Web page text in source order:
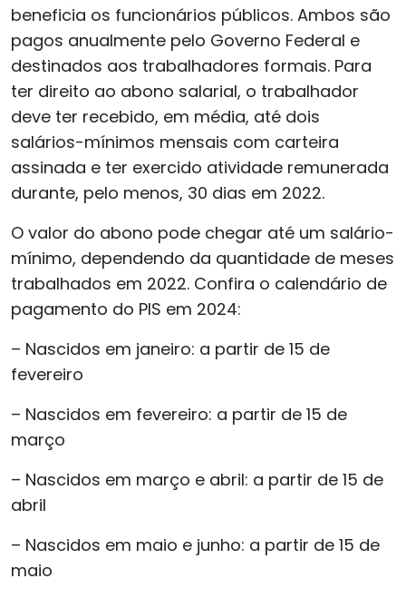
beneficia os funcionários públicos. Ambos são
pagos anualmente pelo Governo Federal e
destinados aos trabalhadores formais. Para
ter direito ao abono salarial, o trabalhador
deve ter recebido, em média, até dois
salários-mínimos mensais com carteira
assinada e ter exercido atividade remunerada
durante, pelo menos, 30 dias em 2022.
O valor do abono pode chegar até um salário-
mínimo, dependendo da quantidade de meses
trabalhados em 2022. Confira o calendário de
pagamento do PIS em 2024:
– Nascidos em janeiro: a partir de 15 de
fevereiro
– Nascidos em fevereiro: a partir de 15 de
março
– Nascidos em março e abril: a partir de 15 de
abril
– Nascidos em maio e junho: a partir de 15 de
maio